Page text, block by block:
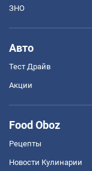
ЗНО
Авто
Тест Драйв
Акции
Food Oboz
Рецепты
Новости Кулинарии